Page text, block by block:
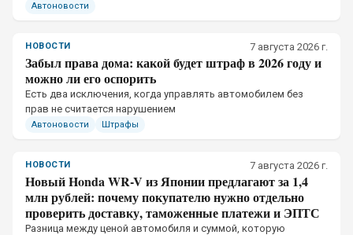
Автоновости
НОВОСТИ 7 августа 2026 г.
Забыл права дома: какой будет штраф в 2026 году и
можно ли его оспорить
Есть два исключения, когда управлять автомобилем без
прав не считается нарушением
Автоновости Штрафы
НОВОСТИ 7 августа 2026 г.
Новый Honda WR-V из Японии предлагают за 1,4
млн рублей: почему покупателю нужно отдельно
проверить доставку, таможенные платежи и ЭПТС
Разница между ценой автомобиля и суммой, которую